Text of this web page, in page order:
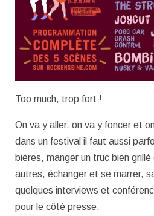
Too much, trop fort !
On va y aller, on va y foncer et
dans un festival il faut aussi
bières, manger un truc bien
autres, échanger et se marrer,
quelques interviews et
pour le côté presse.